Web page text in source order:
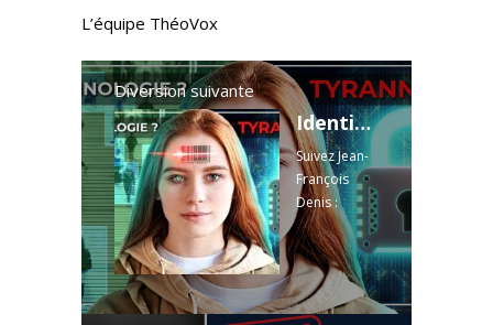
L’équipe ThéoVox
Diversion suivante
Identité numérique : un système se met en place sans que vous le sachiez
Suivez Jean-
François
Denis :
https://x.com
/jefffden
Veuillez
prendre
note que